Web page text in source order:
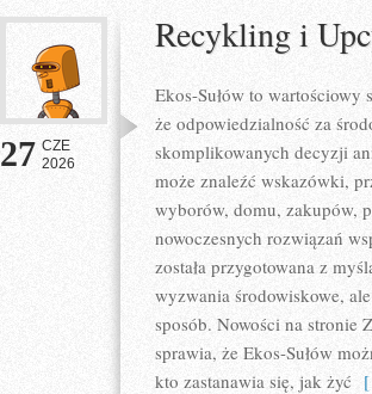
27 CZE
2026
Recykling i
Ekos-Sułów to
że odpowiedzialność za
skomplikowanych decyzji
może znaleźć wskazówki,
wyborów, domu, zakupów,
nowoczesnych rozwiązań
została przygotowana z
wyzwania środowiskowe,
sposób. Nowości na stronie
sprawia, że Ekos-Sułów
kto zastanawia się, jak żyć [